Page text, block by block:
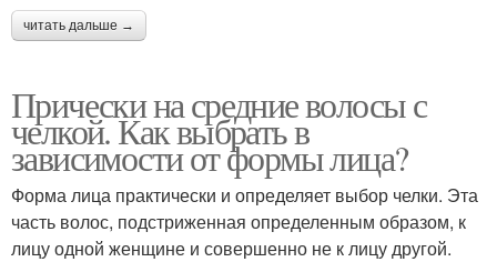
читать дальше →
Прически на средние волосы с
челкой. Как выбрать в
зависимости от формы лица?
Форма лица практически и определяет выбор челки. Эта
часть волос, подстриженная определенным образом, к
лицу одной женщине и совершенно не к лицу другой.